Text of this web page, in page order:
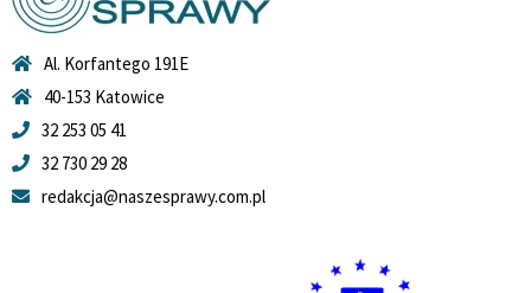
Al. Korfantego 191E
40-153 Katowice
32 253 05 41
32 730 29 28
redakcja@naszesprawy.com.pl